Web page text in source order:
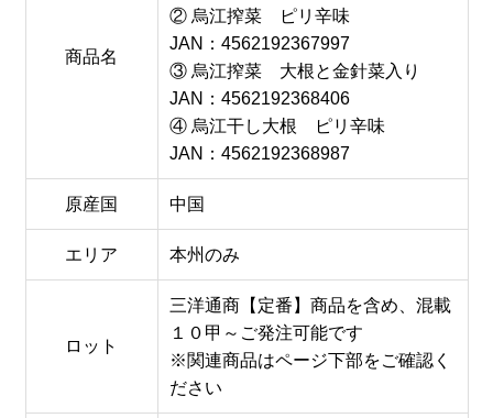
商品名
② 烏江搾菜 ピリ辛味
JAN：4562192367997
③ 烏江搾菜 大根と金針菜入り
JAN：4562192368406
④ 烏江干し大根 ピリ辛味
JAN：4562192368987
原産国 中国
エリア 本州のみ
ロット
三洋通商【定番】商品を含め、混載
１０甲～ご発注可能です
※関連商品はページ下部をご確認く
ださい